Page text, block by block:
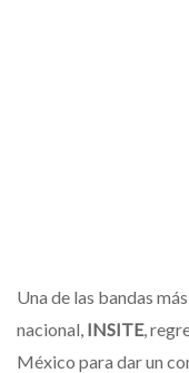
Una de las bandas
nacional, INSITE,
México para dar un